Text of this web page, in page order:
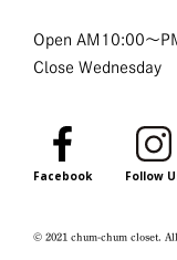
Open AM10:00～
Close Wednesday
Facebook Follow
© 2021 chum-chum closet.